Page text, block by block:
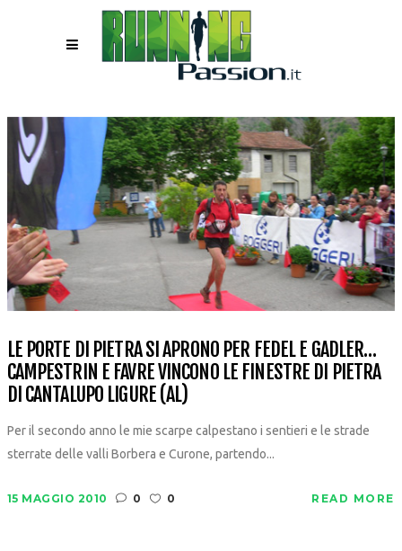
LE PORTE DI PIETRA SI APRONO PER FEDEL E GADLER…
CAMPESTRIN E FAVRE VINCONO LE FINESTRE DI PIETRA
DI CANTALUPO LIGURE (AL)
Per il secondo anno le mie scarpe calpestano i sentieri e le strade
sterrate delle valli Borbera e Curone, partendo...
15 MAGGIO 2010 0 0 READ MORE